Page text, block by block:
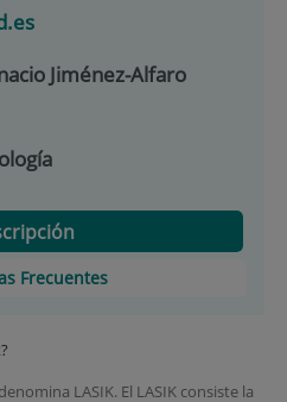
Jiménez-Alfaro
Frecuentes
LASIK. El LASIK consiste la